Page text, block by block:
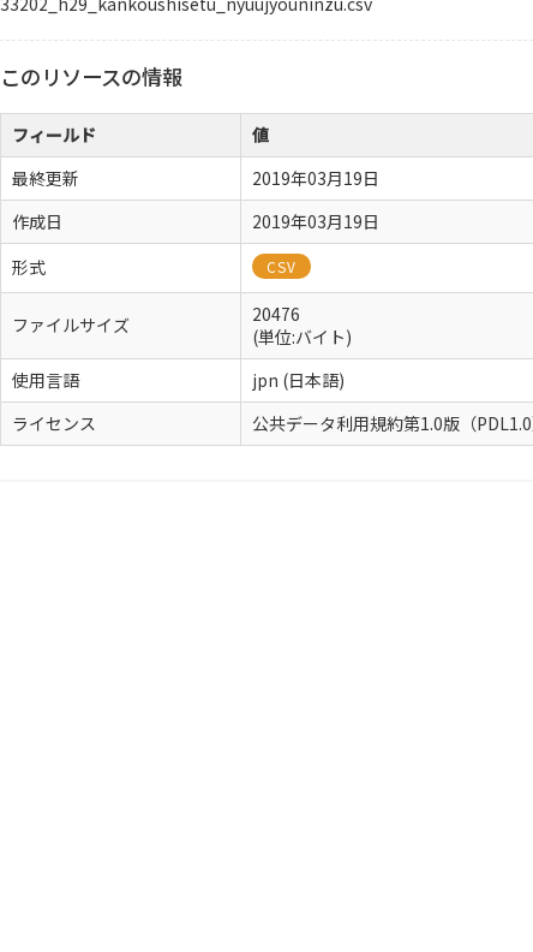
このリソースの情報
フィールド
値
最終更新
2019年03月19日
作成日
2019年03月19日
形式
CSV
ファイルサイズ
20476
(単位:バイト)
使用言語
jpn (日本語)
ライセンス
公共データ利用規約第1.0版（